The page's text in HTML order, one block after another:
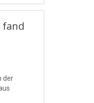
fand
der